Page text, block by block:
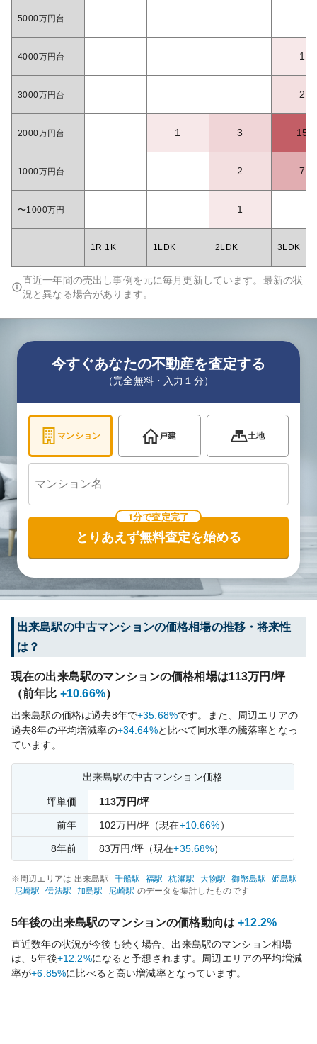
5000万円台
4000万円台 1
3000万円台 2
2000万円台 1 3 15
1000万円台 2 7
〜1000万円 1
1R 1K 1LDK 2LDK 3LDK
直近一年間の売出し事例を元に毎月更新しています。最新の状
況と異なる場合があります。
今すぐあなたの不動産を査定する
（完全無料・入力１分）
マンション 戸建 土地
1分で査定完了
とりあえず無料査定を始める
出来島駅の中古マンションの価格相場の推移・将来性
は？
現在の出来島駅のマンションの価格相場は113万円/坪
（前年比 +10.66%）
出来島駅の価格は過去8年で+35.68%です。
また、周辺エリアの
過去8年の平均増減率の+34.64%と比べて同水準の騰落率となっ
ています。
出来島駅の中古マンション価格
坪単価 113万円/坪
前年 102万円/坪 （現在+10.66%）
8年前 83万円/坪（現在+35.68%）
※周辺エリアは 出来島駅 千船駅 福駅 杭瀬駅 大物駅 御幣島駅 姫島駅
尼崎駅 伝法駅 加島駅 尼崎駅 のデータを集計したものです
5年後の出来島駅のマンションの価格動向は +12.2%
直近数年の状況が今後も続く場合、 出来島駅のマンション相場
は、5年後+12.2%になると予想されます。周辺エリアの平均増減
率が+6.85%に比べると高い増減率となっています。